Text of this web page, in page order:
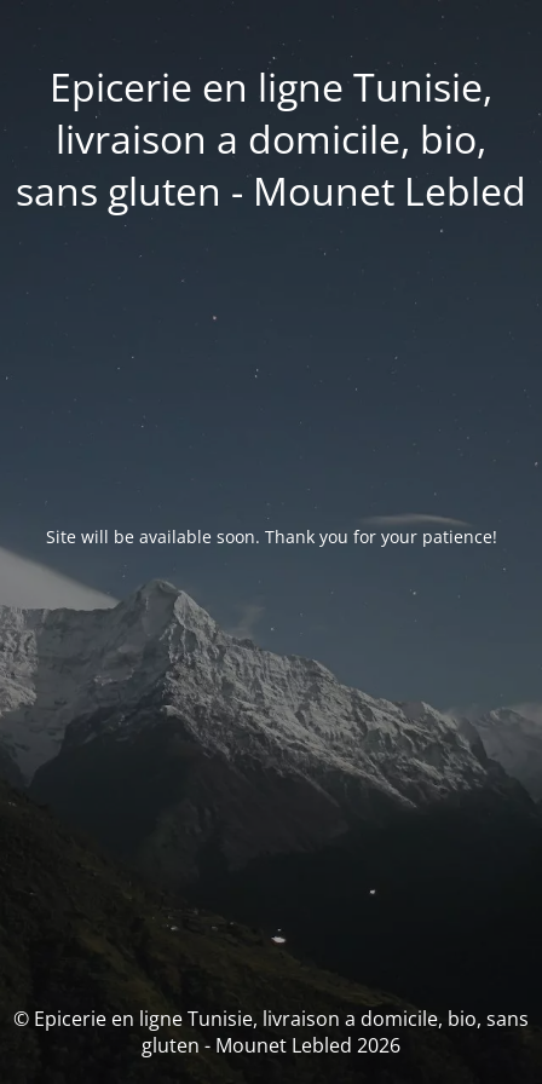
Epicerie en ligne Tunisie,
livraison a domicile, bio,
sans gluten - Mounet Lebled
Site will be available soon. Thank you for your patience!
© Epicerie en ligne Tunisie, livraison a domicile, bio, sans
gluten - Mounet Lebled 2026